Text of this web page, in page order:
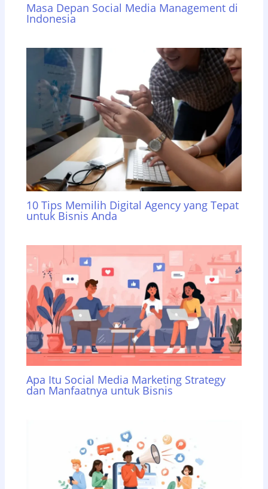
Masa Depan Social Media Management di
Indonesia
10 Tips Memilih Digital Agency yang Tepat
untuk Bisnis Anda
Apa Itu Social Media Marketing Strategy
dan Manfaatnya untuk Bisnis